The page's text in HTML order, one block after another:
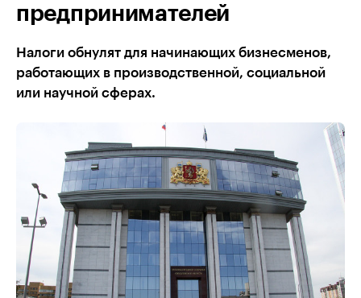
предпринимателей
Налоги обнулят для начинающих бизнесменов,
работающих в производственной, социальной
или научной сферах.